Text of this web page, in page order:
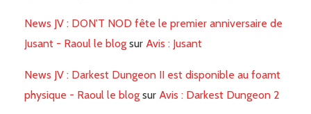
News JV : DON'T NOD fête le premier anniversaire de
Jusant - Raoul le blog sur Avis : Jusant
News JV : Darkest Dungeon II est disponible au foamt
physique - Raoul le blog sur Avis : Darkest Dungeon 2